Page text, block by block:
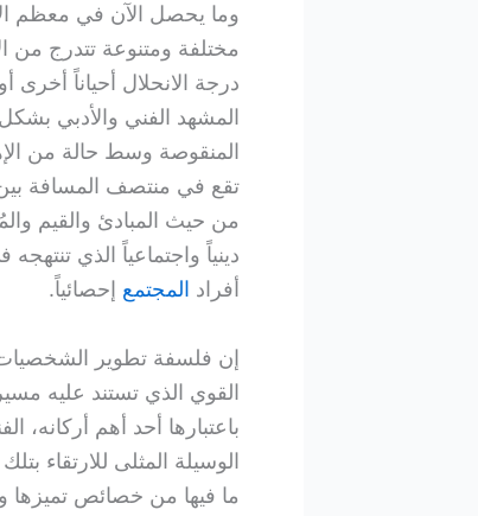
وما يحصل الآن في معظم
مختلفة ومتنوعة تتدرج من
درجة الانحلال أحياناً
المشهد الفني والأدبي
المنقوصة وسط حالة من
تقع في منتصف المسافة
من حيث المبادئ والقيم
دينياً واجتماعياً الذي
أفراد المجتمع إحصائياً.
إن فلسفة تطوير
القوي الذي تستند عليه
باعتبارها أحد أهم أركانه،
الوسيلة المثلى للارتقاء
ما فيها من خصائص تميزها